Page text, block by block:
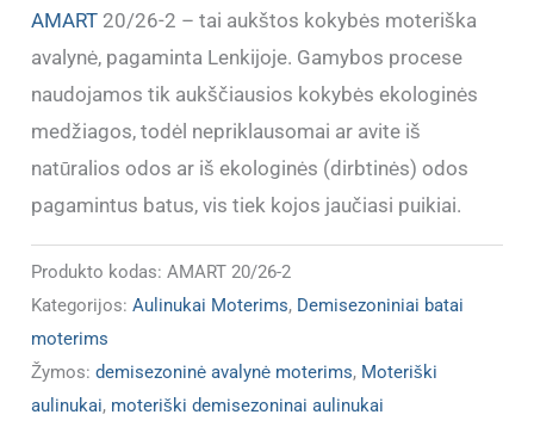
AMART 20/26-2 – tai aukštos kokybės moteriška
avalynė, pagaminta Lenkijoje. Gamybos procese
naudojamos tik aukščiausios kokybės ekologinės
medžiagos, todėl nepriklausomai ar avite iš
natūralios odos ar iš ekologinės (dirbtinės) odos
pagamintus batus, vis tiek kojos jaučiasi puikiai.
Produkto kodas:AMART 20/26-2
Kategorijos:Aulinukai Moterims, Demisezoniniai batai
moterims
Žymos:demisezoninė avalynė moterims, Moteriški
aulinukai, moteriški demisezoninai aulinukai